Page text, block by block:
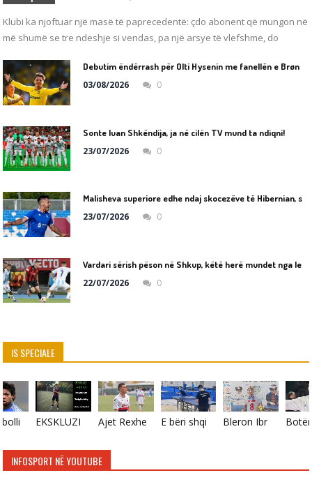
Klubi ka njoftuar një masë të paprecedentë: çdo abonent që mungon në
më shumë se tre ndeshje si vendas, pa një arsye të vlefshme, do
Debutim ëndërrash për Olti Hysenin me fanellën e Brøndby IF!
03/08/2026 0
Sonte luan Shkëndija, ja në cilën TV mund ta ndiqni!
23/07/2026 0
Malisheva superiore edhe ndaj skocezëve të Hibernian, shënojnë Uka dhe Nafiu
23/07/2026 0
Vardari sërish pëson në Shkup, këtë herë mundet nga letonezët e Riga FC!
22/07/2026 0
IS SPECIALE
Ish-futbollisti i Çelzit në moshë 33 vjeçare thotë se i kanë mbetur vetëm pak ditë jetë! EKSKLUZIVE, kërçovari Valton Zenku në prova te skuadra italiane e Pescara! Ajet Rexhepi, goleadori i Shkëndijës U16, gjeneratë kjo që u shpall kampione e vjeshtës E bëri shqiponjën pas fitores, pingpongisti nga Kosova diskualifikohet në Mal të Zi! (VIDEO) Bleron Ibraimi, talenti i KF Skupit që po mahnit me aftësitë e tij futbollistike!
INFOSPORT NË YOUTUBE